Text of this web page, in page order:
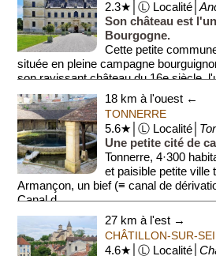
2.3★│Ⓛ Localité│
Son château est
Bourgogne.
Cette petite
située en pleine campagne
son ravissant château du 16e siècle,
18 km à l'ouest ←
TONNERRE
5.6★│Ⓛ Localité│
Une petite cité de
Tonnerre, 4·300
et paisible petite ville
Armançon, un bief (≡ canal de
Canal d...
27 km à l'est →
CHÂTILLON-SUR-
4.6★│Ⓛ Localité│